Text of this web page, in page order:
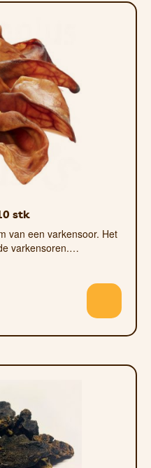
stk
van een varkensoor. Het
varkensoren.…